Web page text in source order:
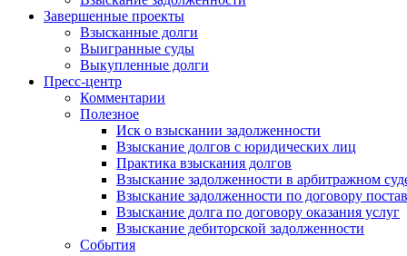
Завершенные проекты
Взысканные долги
Выигранные суды
Выкупленные долги
Пресс-центр
Комментарии
Полезное
Иск о взыскании задолженности
Взыскание долгов с юридических лиц
Практика взыскания долгов
Взыскание задолженности в арбитражном
Взыскание задолженности по договору
Взыскание долга по договору оказания услуг
Взыскание дебиторской задолженности
События